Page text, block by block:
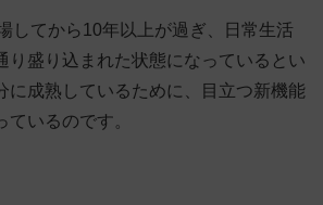
してから10年以上が過ぎ、日常生活
り盛り込まれた状態になっているとい
に成熟しているために、目立つ新機能
いるのです。